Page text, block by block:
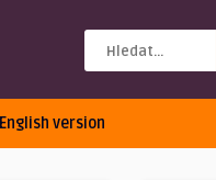
English version